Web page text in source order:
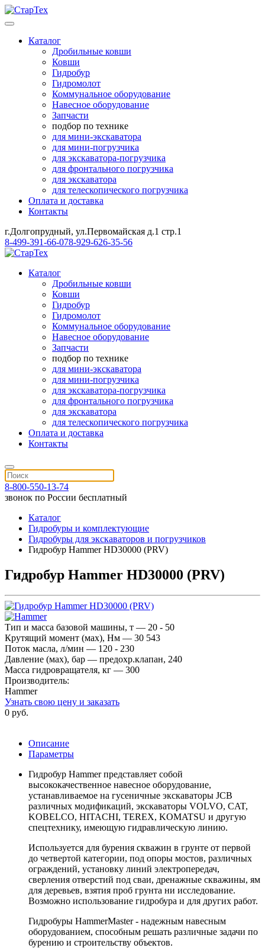
Каталог
Дробильные ковши
Ковши
Гидробур
Гидромолот
Коммунальное оборудование
Навесное оборудование
Запчасти
подбор по технике
для мини-экскаватора
для мини-погрузчика
для экскаватора-погрузчика
для фронтального погрузчика
для экскаватора
для телескопического погрузчика
Оплата и доставка
Контакты
г.Долгопрудный, ул.Первомайская д.1 стр.1
8-499-391-66-078-929-626-35-56
Каталог
Дробильные ковши
Ковши
Гидробур
Гидромолот
Коммунальное оборудование
Навесное оборудование
Запчасти
подбор по технике
для мини-экскаватора
для мини-погрузчика
для экскаватора-погрузчика
для фронтального погрузчика
для экскаватора
для телескопического погрузчика
Оплата и доставка
Контакты
8-800-550-13-74
звонок по России бесплатный
Каталог
Гидробуры и комплектующие
Гидробуры для экскаваторов и погрузчиков
Гидробур Hammer HD30000 (PRV)
Гидробур Hammer HD30000 (PRV)
Тип и масса базовой машины, т — 20 - 50
Крутящий момент (мах), Нм — 30 543
Поток масла, л/мин — 120 - 230
Давление (мах), бар — предохр.клапан, 240
Масса гидровращателя, кг — 300
Производитель:
Hammer
Узнать свою цену и заказать
0 руб.
Описание
Параметры
Гидробур Hammer представляет собой
высококачественное навесное оборудование,
устанавливаемое на гусеничные экскаваторы JCB
различных модификаций, экскаваторы VOLVO, CAT,
KOBELCO, HITACHI, TEREX, KOMATSU и другую
спецтехнику, имеющую гидравлическую линию.
Используется для бурения скважин в грунте от первой
до четвертой категории, под опоры мостов, различных
ограждений, установку линий электропередач,
сверления отверстий под сваи, дренажные скважины, ям
для деревьев, взятия проб грунта ни исследование.
Возможно использование гидробура и для других работ.
Гидробуры HammerMaster - надежным навесным
оборудованием, способным решать различные задачи по
бурению и строительству объектов.